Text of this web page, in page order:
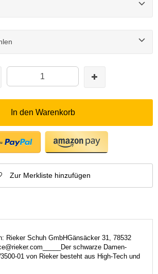
In den Warenkorb
Zur Merkliste hinzufügen
Rieker Schuh GmbHGänsäcker 31, 78532
schwarze Damen-
01 von Rieker besteht aus High-Tech und